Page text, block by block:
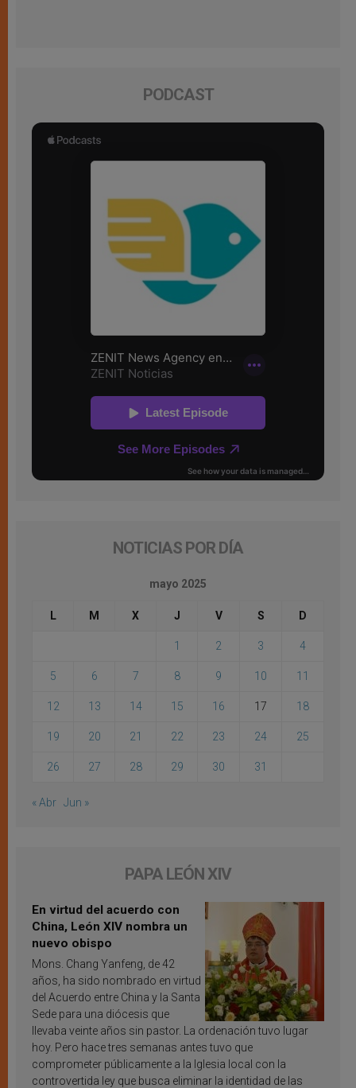
PODCAST
NOTICIAS POR DÍA
mayo 2025
L M X J V S D
1 2 3 4
5 6 7 8 9 10 11
12 13 14 15 16 17 18
19 20 21 22 23 24 25
26 27 28 29 30 31
« Abr Jun »
PAPA LEÓN XIV
En virtud del acuerdo con
China, León XIV nombra un
nuevo obispo
Mons. Chang Yanfeng, de 42
años, ha sido nombrado en virtud
del Acuerdo entre China y la Santa
Sede para una diócesis que
llevaba veinte años sin pastor. La ordenación tuvo lugar
hoy. Pero hace tres semanas antes tuvo que
comprometer públicamente a la Iglesia local con la
controvertida ley que busca eliminar la identidad de las